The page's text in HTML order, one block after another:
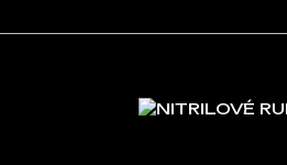
NITRILOVÉ